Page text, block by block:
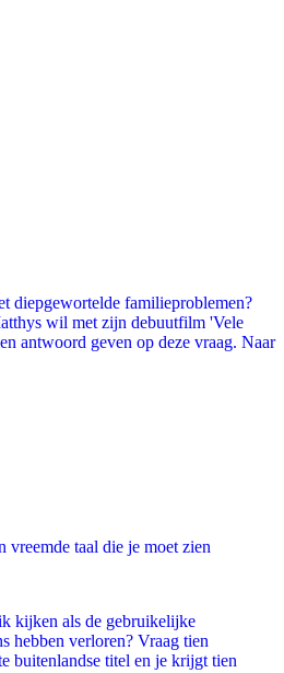
diepgewortelde familieproblemen?
wil met zijn debuutfilm 'Vele
antwoord geven op deze vraag. Naar
taal die je moet zien
kijken als de gebruikelijke
hebben verloren? Vraag tien
buitenlandse titel en je krijgt tien